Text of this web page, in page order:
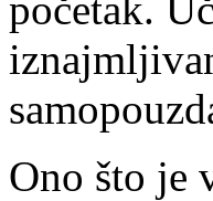
Ono što je